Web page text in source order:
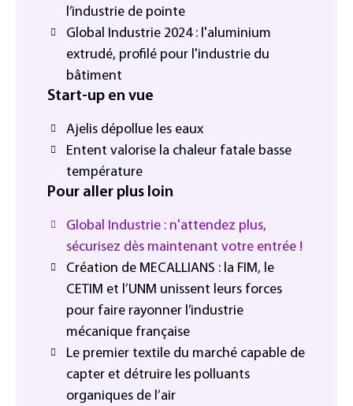
l’industrie de pointe
Global Industrie 2024 : l'aluminium
extrudé, profilé pour l'industrie du
bâtiment
Start-up en vue
Ajelis dépollue les eaux
Entent valorise la chaleur fatale basse
température
Pour aller plus loin
Global Industrie : n'attendez plus,
sécurisez dès maintenant votre entrée !
Création de MECALLIANS : la FIM, le
CETIM et l’UNM unissent leurs forces
pour faire rayonner l’industrie
mécanique française
Le premier textile du marché capable de
capter et détruire les polluants
organiques de l’air